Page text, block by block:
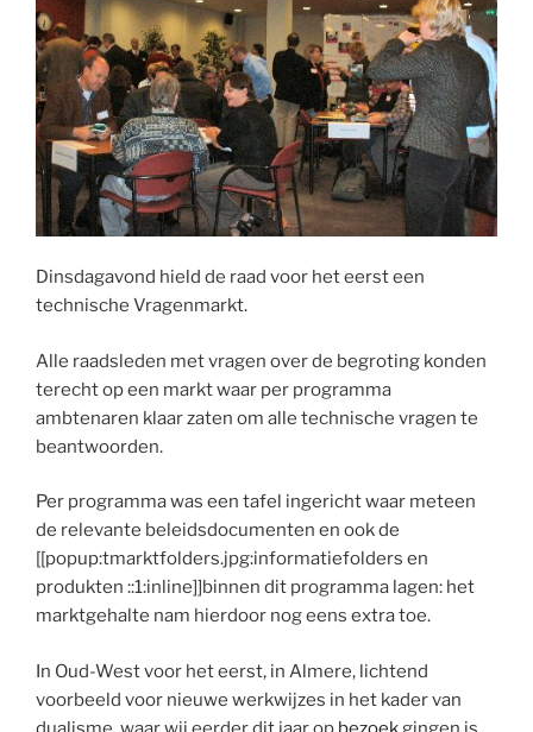
Dinsdagavond hield de raad voor het eerst een
technische Vragenmarkt.
Alle raadsleden met vragen over de begroting konden
terecht op een markt waar per programma
ambtenaren klaar zaten om alle technische vragen te
beantwoorden.
Per programma was een tafel ingericht waar meteen
de relevante beleidsdocumenten en ook de
[[popup:tmarktfolders.jpg:informatiefolders en
produkten ::1:inline]]binnen dit programma lagen: het
marktgehalte nam hierdoor nog eens extra toe.
In Oud-West voor het eerst, in Almere, lichtend
voorbeeld voor nieuwe werkwijzes in het kader van